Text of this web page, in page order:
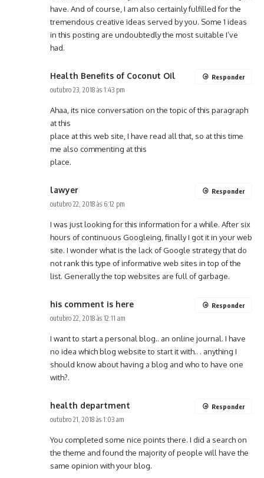
have. And of course, I am also certainly fulfilled for the
tremendous creative ideas served by you. Some 1 ideas
in this posting are undoubtedly the most suitable I’ve
had.
Health Benefits of Coconut Oil
outubro 23, 2018 às 1:43 pm
Ahaa, its nice conversation on the topic of this paragraph
at this
place at this web site, I have read all that, so at this time
me also commenting at this
place.
Responder
lawyer
outubro 22, 2018 às 6:12 pm
I was just looking for this information for a while. After six
hours of continuous Googleing, finally I got it in your web
site. I wonder what is the lack of Google strategy that do
not rank this type of informative web sites in top of the
list. Generally the top websites are full of garbage.
Responder
his comment is here
outubro 22, 2018 às 12:11 am
I want to start a personal blog.. an online journal. I have
no idea which blog website to start it with.. . anything I
should know about having a blog and who to have one
with?.
Responder
health department
outubro 21, 2018 às 1:03 am
You completed some nice points there. I did a search on
the theme and found the majority of people will have the
same opinion with your blog.
Responder